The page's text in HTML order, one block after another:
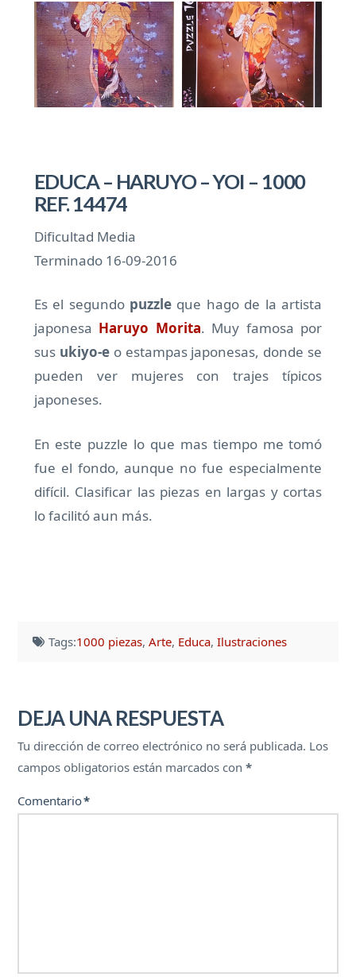
EDUCA – HARUYO – YOI – 1000
REF. 14474
Dificultad Media
Terminado 16-09-2016
Es el segundo puzzle que hago de la artista
japonesa Haruyo Morita. Muy famosa por
sus ukiyo-eo estampas japonesas, donde se
pueden ver mujeres con trajes típicos
japoneses.
En este puzzle lo que mas tiempo me tomó
fue el fondo, aunque no fue especialmente
difícil. Clasificar las piezas en largas y cortas
lo facilitó aun más.
Tags:1000 piezas, Arte, Educa, Ilustraciones
DEJA UNA RESPUESTA
Tu dirección de correo electrónico no será publicada. Los
campos obligatorios están marcados con*
Comentario*